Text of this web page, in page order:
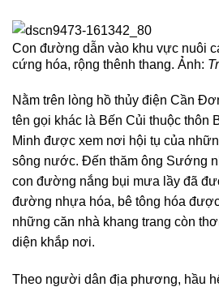
Con đường dẫn vào khu vực nuôi
cứng hóa, rộng thênh thang. Ảnh:
Nằm trên lòng hồ thủy điện Cần
tên gọi khác là Bến Củi thuộc thôn
Minh được xem nơi hội tụ của
sông nước. Đến thăm ông Sướng
con đường nắng bụi mưa lầy đã
đường nhựa hóa, bê tông hóa
những căn nhà khang trang còn
diện khắp nơi.
Theo người dân địa phương, hầu